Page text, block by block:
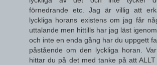
förnedrande etc. Jag är villig att
lyckliga horans existens om jag får
uttalande men hittills har jag läst
och inte en enda gång har du uppgett
påstående om den lyckliga horan.
hittar du på det med tanke på att